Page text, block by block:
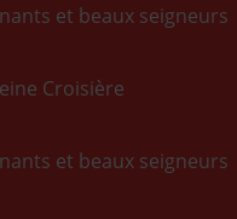
et beaux seigneurs
Croisière
et beaux seigneurs